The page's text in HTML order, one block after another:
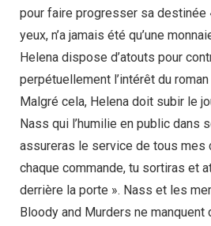
pour faire progresser sa destinée
yeux, n’a jamais été qu’une
Helena dispose d’atouts pour
perpétuellement l’intérêt du roman
Malgré cela, Helena doit subir le
Nass qui l’humilie en public dans
assureras le service de tous mes
chaque commande, tu sortiras et
derrière la porte ». Nass et les
Bloody and Murders ne manquent